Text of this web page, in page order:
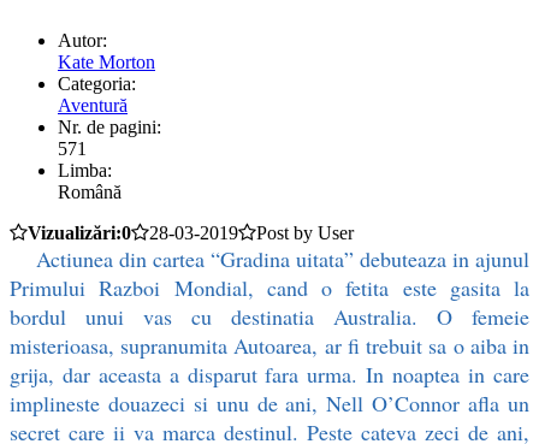
Autor:
Kate Morton
Categoria:
Aventură
Nr. de pagini:
571
Limba:
Română
Vizualizări:0
28-03-2019 Post by User
Actiunea din cartea “Gradina uitata” debuteaza in ajunul
Primului Razboi Mondial, cand o fetita este gasita la
bordul unui vas cu destinatia Australia. O femeie
misterioasa, supranumita Autoarea, ar fi trebuit sa o aiba in
grija, dar aceasta a disparut fara urma. In noaptea in care
implineste douazeci si unu de ani, Nell O’Connor afla un
secret care ii va marca destinul. Peste cateva zeci de ani,